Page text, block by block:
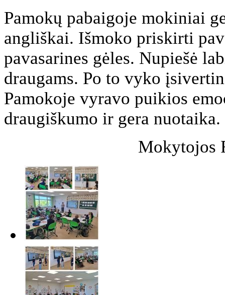
Pamokų pabaigoje mokiniai
angliškai. Išmoko priskirti
pavasarines gėles. Nupiešė
draugams. Po to vyko
Pamokoje vyravo puikios
draugiškumo ir gera nuotaika.
Mokytojos